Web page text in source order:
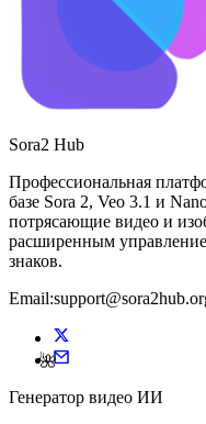
🌺
Sora2 Hub
Профессиональная
базе Sora 2, Veo 3.1 и
потрясающие видео и
расширенным
знаков.
Генератор видео ИИ